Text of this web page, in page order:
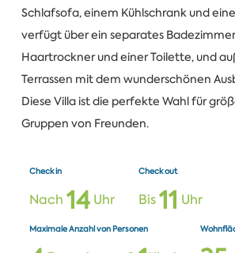
Schlafsofa, einem Kühlschrank und
verfügt über ein separates
Haartrockner und einer Toilette, und
Terrassen mit dem wunderschönen
Diese Villa ist die perfekte Wahl für
Gruppen von Freunden.
Check in
Nach 14Uhr
Check out
Bis11 Uhr
Maximale Anzahl von Personen